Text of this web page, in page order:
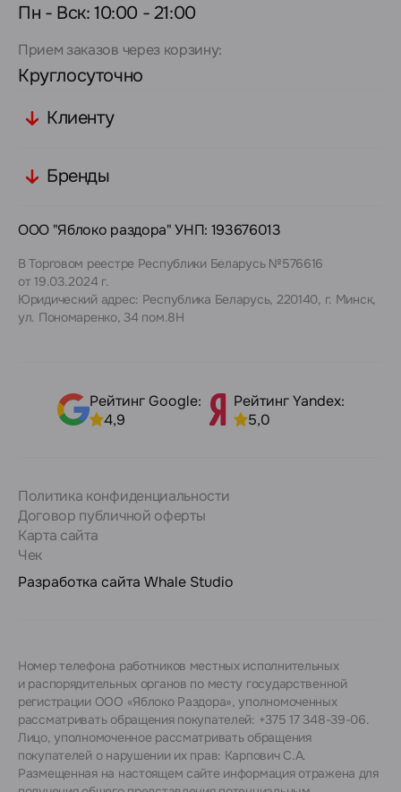
Пн - Вск: 10:00 - 21:00
Прием заказов через корзину:
Круглосуточно
Клиенту
Бренды
ООО "Яблоко раздора" УНП: 193676013
В Торговом реестре Республики Беларусь №576616
от 19.03.2024 г.
Юридический адрес: Республика Беларусь, 220140, г. Минск,
ул. Пономаренко, 34 пом.8Н
Рейтинг Google:
4,9
Рейтинг Yandex:
5,0
Политика конфиденциальности
Договор публичной оферты
Карта сайта
Чек
Разработка сайта Whale Studio
Номер телефона работников местных исполнительных
и распорядительных органов по месту государственной
регистрации ООО «Яблоко Раздора», уполномоченных
рассматривать обращения покупателей: +375 17 348-39-06.
Лицо, уполномоченное рассматривать обращения
покупателей о нарушении их прав: Карпович С.А.
Размещенная на настоящем сайте информация отражена для